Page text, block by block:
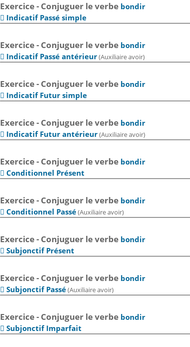
Exercice - Conjuguer le verbe bondir
 Indicatif Passé simple
Exercice - Conjuguer le verbe bondir
 Indicatif Passé antérieur(Auxiliaire avoir)
Exercice - Conjuguer le verbe bondir
 Indicatif Futur simple
Exercice - Conjuguer le verbe bondir
 Indicatif Futur antérieur(Auxiliaire avoir)
Exercice - Conjuguer le verbe bondir
Conditionnel Présent
Exercice - Conjuguer le verbe bondir
Conditionnel Passé(Auxiliaire avoir)
Exercice - Conjuguer le verbe bondir
Subjonctif Présent
Exercice - Conjuguer le verbe bondir
Subjonctif Passé(Auxiliaire avoir)
Exercice - Conjuguer le verbe bondir
Subjonctif Imparfait